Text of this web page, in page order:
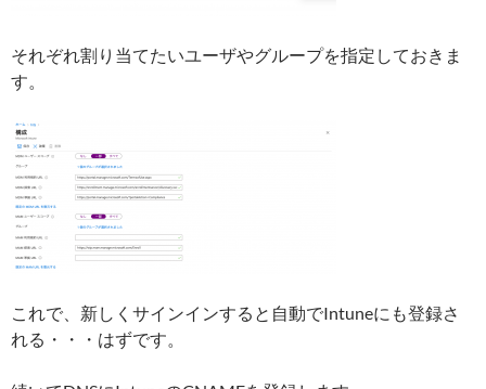
それぞれ割り当てたいユーザやグループを指定しておきま
す。
これで、新しくサインインすると自動でIntuneにも登録さ
れる・・・はずです。